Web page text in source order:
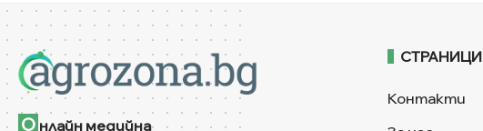
О нлайн медийна
СТРАНИЦИ
Контакти